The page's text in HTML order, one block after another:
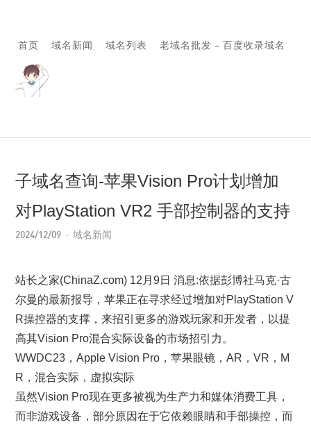
首页 域名新闻 域名列表 老域名批发 – 百度收录域名
子域名查询-苹果Vision Pro计划增加
对PlayStation VR2 手部控制器的支持
2024/12/09 域名新闻
站长之家(ChinaZ.com) 12月9日 消息:依据彭博社马克·古
尔曼的最新报导，苹果正在寻求经过增加对PlayStation V
R操控器的支撑，来招引更多的游戏玩家和开发者，以提
高其Vision Pro混合实际设备的市场招引力。
WWDC23，Apple Vision Pro，苹果眼镜，AR，VR，M
R，混合实际，虚拟实际
虽然Vision Pro现在更多被视为生产力和媒体消费工具，
而非游戏设备，部分原因在于它依赖眼睛和手部操控，而